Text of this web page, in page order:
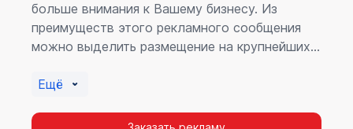
больше внимания к Вашему бизнесу. Из
преимуществ этого рекламного сообщения
можно выделить размещение на крупнейших
пешеходному потоку расположение в прямой
повторных контактов.
Ещё